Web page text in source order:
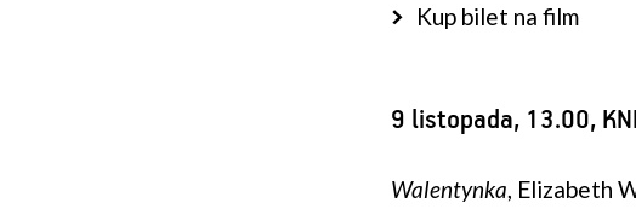
Kup bilet na film
9 listopada, 13.00,
Walentynka, Elizabeth